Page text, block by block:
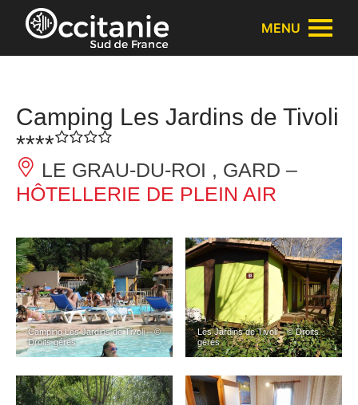
Panneau de gestion des cookies
MENU
Camping Les Jardins de Tivoli
****
LE GRAU-DU-ROI , GARD –
HÔTELLERIE DE PLEIN AIR
Camping Les Jardins de Tivoli – ©
Droits gérés
Les Jardins de Tivoli – © Droits
gérés